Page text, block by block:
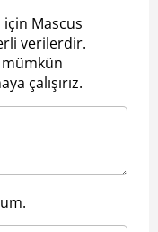
Mascus
verilerdir.
çalışırız.